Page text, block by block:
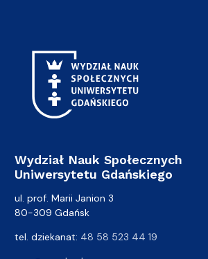
Wydział Nauk Społecznych
Uniwersytetu Gdańskiego
ul. prof. Marii Janion 3
80-309 Gdańsk
tel. dziekanat: 48 58 523 44 19